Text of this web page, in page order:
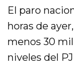
El paro
horas de
menos 30
niveles del